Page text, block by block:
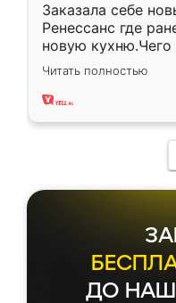
Заказала себе
Ренессанс где
новую кухню.Чего
вполне довольна.
два года,
Читать полностью
ДО